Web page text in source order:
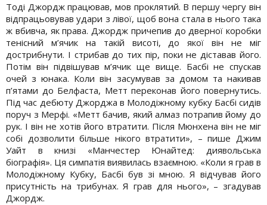
Тоді Джордж працював, мов проклятий. В першу чергу він
відпрацьовував удари з лівої, щоб вона стала в нього така
ж вбивча, як права. Джордж причепив до дверної коробки
тенісний м’ячик на такій висоті, до якої він не міг
дострибнути. І стрибав до тих пір, поки не діставав його.
Потім він підвішував м’ячик ще вище. Басбі не спускав
очей з юнака. Коли він засумував за домом та накивав
п’ятами до Белфаста, Метт переконав його повернутись.
Під час дебюту Джорджа в Молодіжному кубку Басбі сидів
поруч з Мерфі. «Метт бачив, який алмаз потрапив йому до
рук. І він не хотів його втратити. Після Мюнхена він не міг
собі дозволити більше нікого втратити», – пише Джим
Уайт в книзі «Манчестер Юнайтед: диявольська
біографія». Ця симпатія виявилась взаємною. «Коли я грав в
Молодіжному Кубку, Басбі був зі мною. Я відчував його
присутність на трибунах. Я грав для нього», – згадував
Джордж.